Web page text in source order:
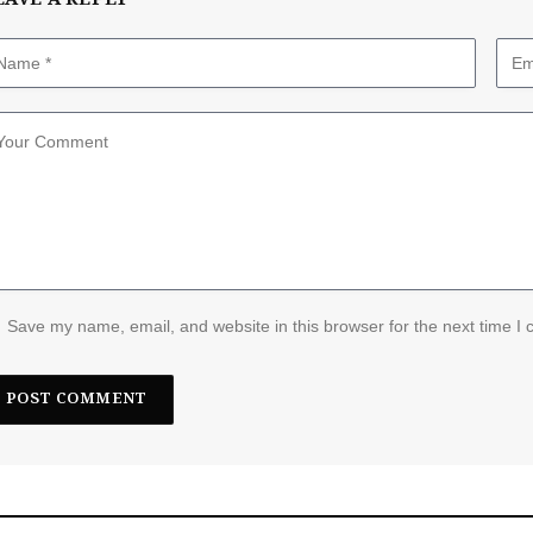
Save my name, email, and website in this browser for the next time I